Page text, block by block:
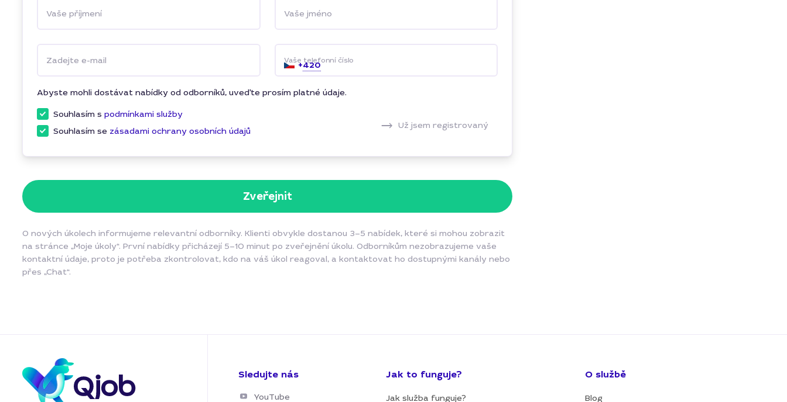
Vaše příjmení Vaše jméno
Zadejte e-mail Vaše telefonní číslo
+420
Abyste mohli dostávat nabídky od odborníků, uveďte prosím platné údaje.
Souhlasím s podmínkami služby
Souhlasím se zásadami ochrany osobních údajů
Už jsem registrovaný
Zveřejnit
O nových úkolech informujeme relevantní odborníky. Klienti obvykle dostanou 3–5 nabídek, které si mohou zobrazit
na stránce „Moje úkoly“. První nabídky přicházejí 5–10 minut po zveřejnění úkolu. Odborníkům nezobrazujeme vaše
kontaktní údaje, proto je potřeba zkontrolovat, kdo na váš úkol reagoval, a kontaktovat ho dostupnými kanály nebo
přes „Chat“.
Sledujte nás
YouTube
Jak to funguje?
Jak služba funguje?
O službě
Blog